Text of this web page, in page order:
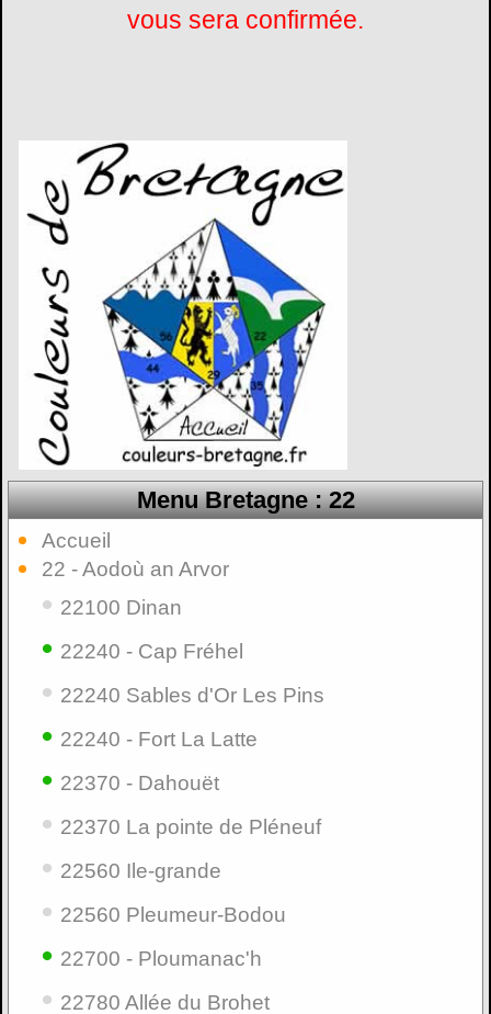
vous sera confirmée.
Menu Bretagne : 22
Accueil
22 - Aodoù an Arvor
• 22100 Dinan
• 22240 - Cap Fréhel
• 22240 Sables d'Or Les Pins
• 22240 - Fort La Latte
• 22370 - Dahouët
• 22370 La pointe de Pléneuf
• 22560 Ile-grande
• 22560 Pleumeur-Bodou
• 22700 - Ploumanac'h
• 22780 Allée du Brohet